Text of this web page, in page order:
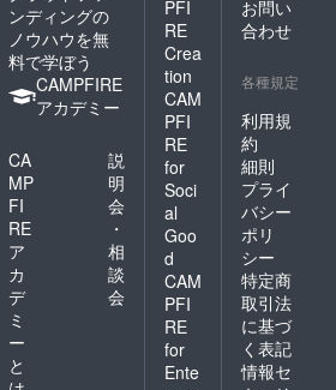
ンディングの
ノウハウを無
料で学ぼう
CAMPFIRE
アカデミー
CA
MP
FI
RE
ア
カ
デ
ミ
ー
と
説
明
会
・
相
談
会
PFI
RE
Crea
tion
CAM
PFI
RE
for
Soci
al
Goo
d
CAM
PFI
RE
for
Ente
お問い
合わせ
各種規定
利用規
約
細則
プライ
バシー
ポリ
シー
特定商
取引法
に基づ
く表記
情報セ